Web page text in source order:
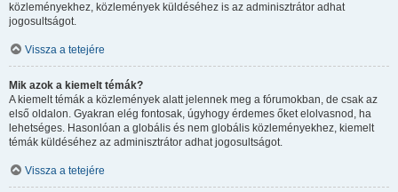
közleményekhez, közlemények küldéséhez is az adminisztrátor adhat
jogosultságot.
Vissza a tetejére
Mik azok a kiemelt témák?
A kiemelt témák a közlemények alatt jelennek meg a fórumokban, de csak az
első oldalon. Gyakran elég fontosak, úgyhogy érdemes őket elolvasnod, ha
lehetséges. Hasonlóan a globális és nem globális közleményekhez, kiemelt
témák küldéséhez az adminisztrátor adhat jogosultságot.
Vissza a tetejére